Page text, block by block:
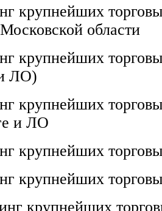
крупнейших
области
крупнейших
ЛО)
крупнейших
и ЛО
крупнейших
крупнейших
крупнейших